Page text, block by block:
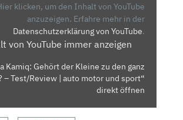
klicken, um den Inhalt von YouTube
anzuzeigen. Erfahre mehr in der
Datenschutzerklärung von YouTube.
von YouTube immer anzeigen
Kamiq: Gehört der Kleine zu den ganz
– Test/Review | auto motor und sport“
direkt öffnen